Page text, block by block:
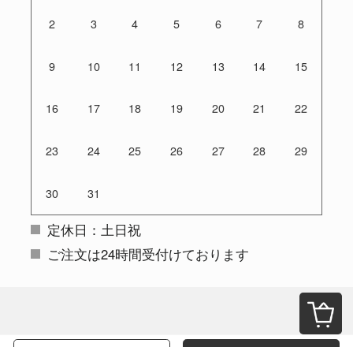
2 3 4 5 6 7 8
9 10 11 12 13 14 15
16 17 18 19 20 21 22
23 24 25 26 27 28 29
30 31
定休日：土日祝
ご注文は24時間受付けております